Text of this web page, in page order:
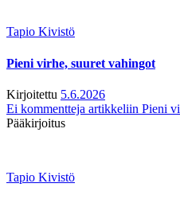
Tapio Kivistö
Pieni virhe, suuret vahingot
Kirjoitettu 5.6.2026
Ei kommentteja artikkeliin Pieni
Pääkirjoitus
Tapio Kivistö